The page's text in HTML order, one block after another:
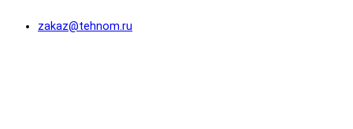
zakaz@tehnom.ru